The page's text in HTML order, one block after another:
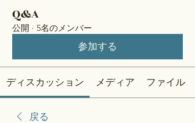
Q&A
公開 · 5名のメンバー
参加する
ディスカッション メディア ファイル
戻る